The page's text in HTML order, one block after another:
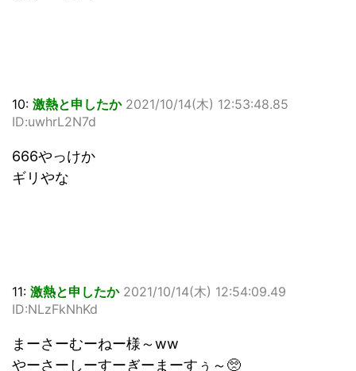
10: 激熱と申したか 2021/10/14(木) 12:53:48.85
ID:uwhrL2N7d
666やっけか
ギリやな
11: 激熱と申したか 2021/10/14(木) 12:54:09.49
ID:NLzFkNhKd
まーさーむーねー様～ww
やーさーしーすーぎーまーすぅ～🥺